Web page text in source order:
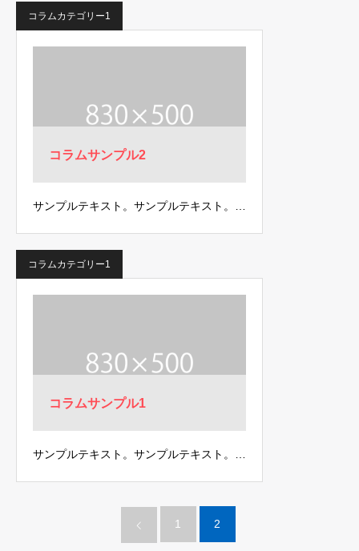
コラムカテゴリー1
コラムサンプル2
サンプルテキスト。サンプルテキスト。…
コラムカテゴリー1
コラムサンプル1
サンプルテキスト。サンプルテキスト。…
1 2